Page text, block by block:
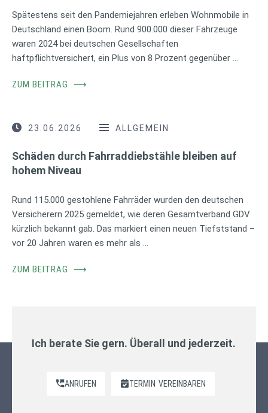
Spätestens seit den Pandemiejahren erleben Wohnmobile in
Deutschland einen Boom. Rund 900.000 dieser Fahrzeuge
waren 2024 bei deutschen Gesellschaften
haftpflichtversichert, ein Plus von 8 Prozent gegenüber …
ZUM BEITRAG ⟶
23.06.2026 ALLGEMEIN
Schäden durch Fahrraddiebstähle bleiben auf
hohem Niveau
Rund 115.000 gestohlene Fahrräder wurden den deutschen
Versicherern 2025 gemeldet, wie deren Gesamtverband GDV
kürzlich bekannt gab. Das markiert einen neuen Tiefststand –
vor 20 Jahren waren es mehr als …
ZUM BEITRAG ⟶
Ich berate Sie gern. Überall und jederzeit.
ANRUFEN TERMIN VEREINBAREN